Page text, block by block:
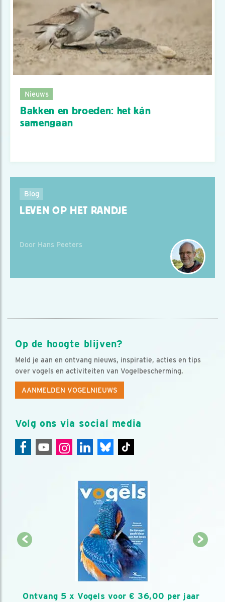
Nieuws
Bakken en broeden: het kán
samengaan
Blog
LEVEN OP HET RANDJE
Door Hans Peeters
Op de hoogte blijven?
Meld je aan en ontvang nieuws, inspiratie, acties en tips
over vogels en activiteiten van Vogelbescherming.
AANMELDEN VOGELNIEUWS
Volg ons via social media
Ontvang 5 x Vogels voor € 36,00 per jaar